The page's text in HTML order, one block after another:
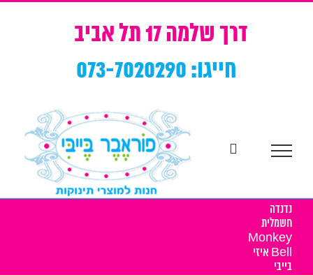
דרך שלמה 17 תל אביב
חייגו: 073-7020290
נדנדה
חשמלית
Monkey
Bell איזי
בייבי